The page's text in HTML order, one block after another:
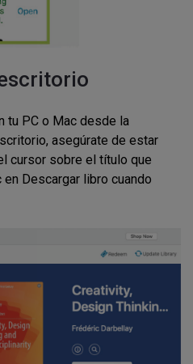
tu PC o Mac desde la
asegúrate de estar
cursor sobre el título que
Descargar libro cuando